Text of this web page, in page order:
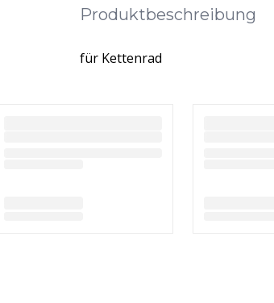
Produktbeschreibung
für Kettenrad